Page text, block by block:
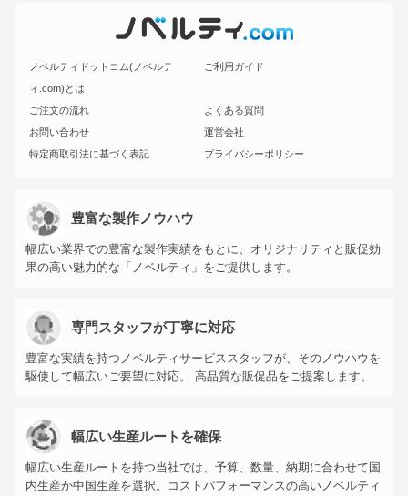
ノベルティドットコム(ノベルテ
ィ.com)とは
ご利用ガイド
ご注文の流れ
よくある質問
お問い合わせ
運営会社
特定商取引法に基づく表記
プライバシーポリシー
豊富な製作ノウハウ
幅広い業界での豊富な製作実績をもとに、オリジナリティと販促効
果の高い魅力的な「ノベルティ」をご提供します。
専門スタッフが丁寧に対応
豊富な実績を持つノベルティサービススタッフが、そのノウハウを
駆使して幅広いご要望に対応。 高品質な販促品をご提案します。
幅広い生産ルートを確保
幅広い生産ルートを持つ当社では、予算、数量、納期に合わせて国
内生産か中国生産を選択。コストパフォーマンスの高いノベルティ